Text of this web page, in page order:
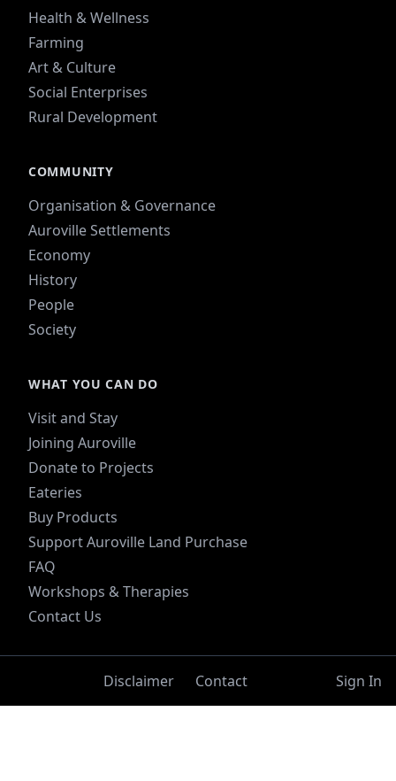
Health & Wellness
Farming
Art & Culture
Social Enterprises
Rural Development
COMMUNITY
Organisation & Governance
Auroville Settlements
Economy
History
People
Society
WHAT YOU CAN DO
Visit and Stay
Joining Auroville
Donate to Projects
Eateries
Buy Products
Support Auroville Land Purchase
FAQ
Workshops & Therapies
Contact Us
Disclaimer Contact Sign In